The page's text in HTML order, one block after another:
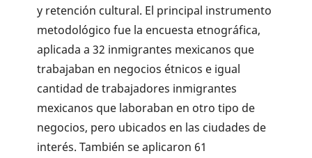
y retención cultural. El principal instrumento
metodológico fue la encuesta etnográfica,
aplicada a 32 inmigrantes mexicanos que
trabajaban en negocios étnicos e igual
cantidad de trabajadores inmigrantes
mexicanos que laboraban en otro tipo de
negocios, pero ubicados en las ciudades de
interés. También se aplicaron 61